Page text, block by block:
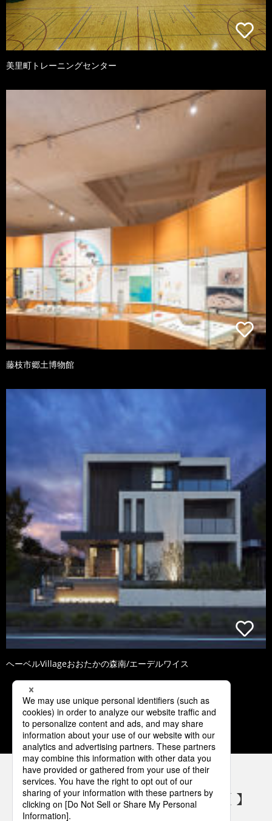
美里町トレーニングセンター
藤枝市郷土博物館
ヘーベルVillageおおたかの森南/エーデルワイス
1 2 3 4 5
パナソニックの電気設備 SNSアカウント